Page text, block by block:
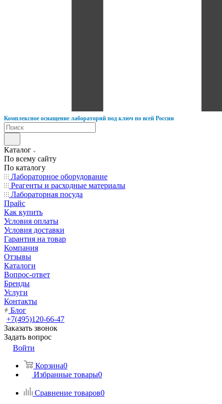
Комплексное оснащение лабораторий под ключ по всей России
Каталог
По всему сайту
По каталогу
Лабораторное оборудование
Реагенты и расходные материалы
Лабораторная посуда
Прайс
Как купить
Условия оплаты
Условия доставки
Гарантия на товар
Компания
Отзывы
Каталоги
Вопрос-ответ
Бренды
Услуги
Контакты
Блог
+7(495)120-66-47
Заказать звонок
Задать вопрос
Войти
Корзина0
Избранные товары0
Сравнение товаров0